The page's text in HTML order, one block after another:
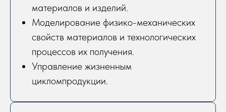
материалов и изделий.
Моделирование физико-механических
свойств материалов и технологических
процессов их получения.
Управление жизненным
цикломпродукции.